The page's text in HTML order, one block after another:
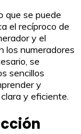
que se puede
el recíproco de
y el
los numeradores
se
sencillos
y
y eficiente.